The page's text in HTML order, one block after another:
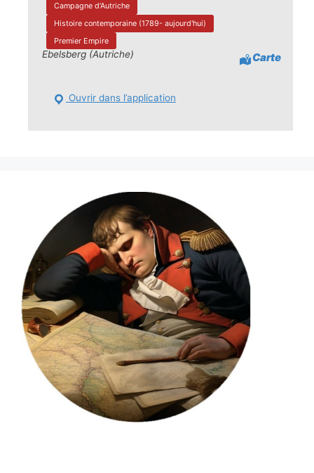
Campagne d'Autriche
Histoire contemporaine (1789- aujourd'hui)
Premier Empire
Ebelsberg (Autriche) Carte
Ouvrir dans l’application